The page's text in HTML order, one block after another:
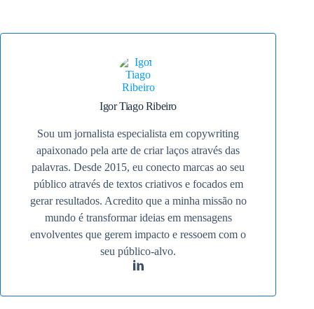
Igor Tiago Ribeiro
Sou um jornalista especialista em copywriting
apaixonado pela arte de criar laços através das
palavras. Desde 2015, eu conecto marcas ao seu
público através de textos criativos e focados em
gerar resultados. Acredito que a minha missão no
mundo é transformar ideias em mensagens
envolventes que gerem impacto e ressoem com o
seu público-alvo.